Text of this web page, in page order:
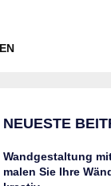
NEUESTE
Wandgestaltung
malen Sie Ihre